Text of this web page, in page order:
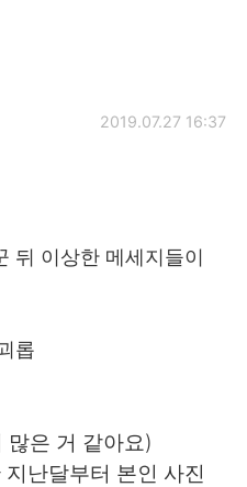
2019.07.27 16:37
뒤 이상한 메세지들이
롭
많은 거 같아요)
난달부터 본인 사진